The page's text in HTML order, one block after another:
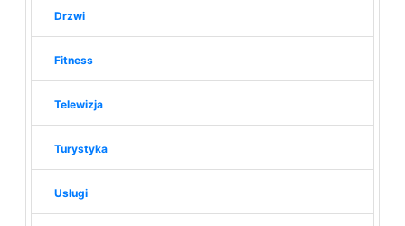
Drzwi
Fitness
Telewizja
Turystyka
Usługi